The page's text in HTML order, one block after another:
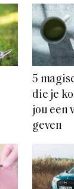
5
die je
jou een
geven